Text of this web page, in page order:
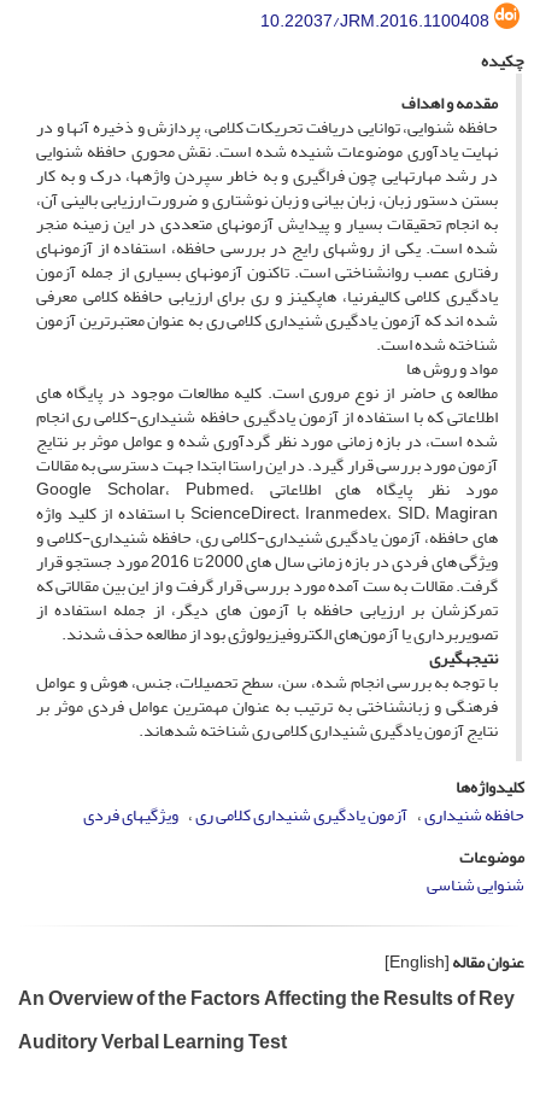
10.22037/JRM.2016.1100408
چکیده
مقدمه و اهداف
حافظه شنوایی، توانایی دریافت تحریکات کلامی، پردازش و ذخیره آن­ها و در
نهایت یادآوری موضوعات شنیده شده است. نقش محوری حافظه شنوایی
در رشد مهارت­هایی چون فراگیری و به خاطر سپردن واژه­ها، درک و به کار
بستن دستور زبان، زبان بیانی و زبان نوشتاری و ضرورت ارزیابی بالینی آن،
به انجام تحقیقات بسیار و پیدایش آزمون­های متعددی در این زمینه منجر
شده است. یکی از روش­های رایج در بررسی حافظه، استفاده از آزمون­های
رفتاری عصب روان­شناختی است. تاکنون آزمون­های بسیاری از جمله آزمون
یادگیری کلامی کالیفرنیا، هاپکینز و ری برای ارزیابی حافظه کلامی معرفی
شده اند که آزمون یادگیری شنیداری کلامی ری به عنوان معتبرترین آزمون
شناخته شده است.
مواد و روش ها
مطالعه ی حاضر از نوع مروری است. کلیه مطالعات موجود در پایگاه های
اطلاعاتی که با استفاده از آزمون یادگیری حافظه شنیداری-کلامی ری انجام
شده است، در بازه زمانی مورد نظر گردآوری شده و عوامل موثر بر نتایج
آزمون مورد بررسی قرار گیرد. در این راستا ابتدا جهت دسترسی به مقالات
مورد نظر پایگاه های اطلاعاتی Google Scholar، Pubmed،
ScienceDirect، Iranmedex، SID، Magiran با استفاده از کلید واژه
های حافظه، آزمون یادگیری شنیداری-کلامی ری، حافظه شنیداری-کلامی و
ویژگی های فردی در بازه زمانی سال های 2000 تا 2016 مورد جستجو قرار
گرفت. مقالات به ست آمده مورد بررسی قرار گرفت و از این بین مقالاتی که
تمرکزشان بر ارزیابی حافظه با آزمون های دیگر، از جمله استفاده از
تصویربرداری یا آزمون‌های الکتروفیزیولوژی بود از مطالعه حذف شدند.
نتیجه­گیری
با توجه به بررسی انجام شده، سن، سطح تحصیلات، جنس، هوش و عوامل
فرهنگی و زبان­شناختی به ترتیب به عنوان مهمترین عوامل فردی موثر بر
نتایج آزمون یادگیری شنیداری کلامی ری شناخته شده­اند.
کلیدواژه‌ها
حافظه شنیداری آزمون یادگیری شنیداری کلامی ری ویژگی­های فردی
موضوعات
شنوایی شناسی
عنوان مقاله[English]
An Overview of the Factors Affecting the Results of Rey
Auditory Verbal Learning Test